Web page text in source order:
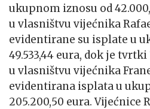
ukupnom iznosu od
u vlasništvu vijećnika
evidentirane su isplate u
49.533,44 eura, dok je
u vlasništvu vijećnika
evidentirana isplata u
205.200,50 eura. Vijećnice